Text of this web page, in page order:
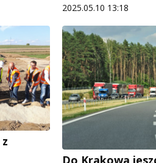
2025.05.10 13:18
Do Krakowa